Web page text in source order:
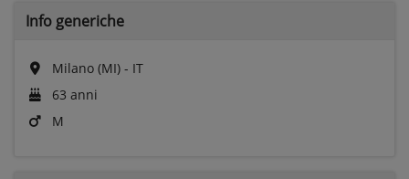
Info generiche
Milano (MI) - IT
63 anni
M